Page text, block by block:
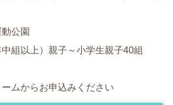
公園
中組以上）親子～小学生親子40組
ームからお申込みください